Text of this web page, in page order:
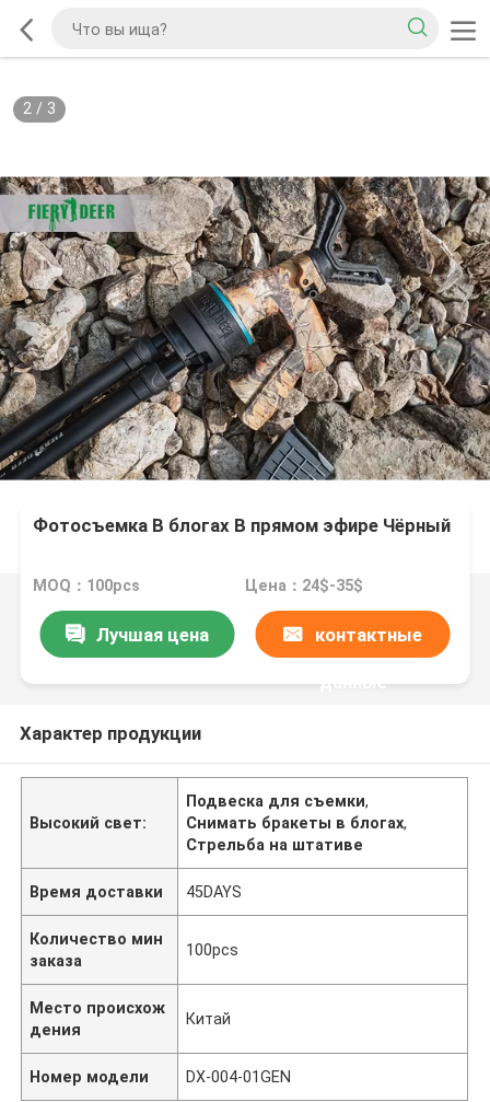
2/ 3
Фотосъемка В блогах В прямом эфире Чёрный
MOQ：100pcs Цена：24$-35$
Лучшая цена контактные
данные
Характер продукции
Высокий свет:
Подвеска для съемки,
Снимать бракеты в блогах,
Стрельба на штативе
Время доставки 45DAYS
Количество мин
заказа
100pcs
Место происхож
дения
Китай
Номер модели DX-004-01GEN